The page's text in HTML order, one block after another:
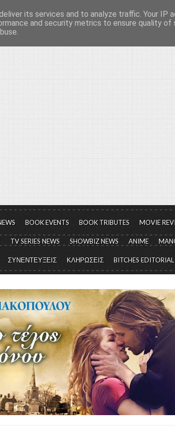
τον πολιτισμό, σε κάθε του μορφή και έκταση...
BOOK EVENTS BOOK TRIBUTES MOVIE
TV SERIES NEWS SHOWBIZ NEWS ANIME
ΣΥΝΕΝΤΕΥΞΕΙΣ ΚΛΗΡΩΣΕΙΣ BITCHES EDITORIAL
its services and to analyze traffic. Your IP
and security metrics to ensure quality of